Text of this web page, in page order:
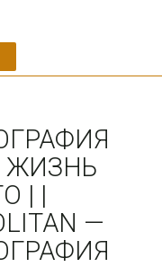
ЖИЗНЬ
| |
—